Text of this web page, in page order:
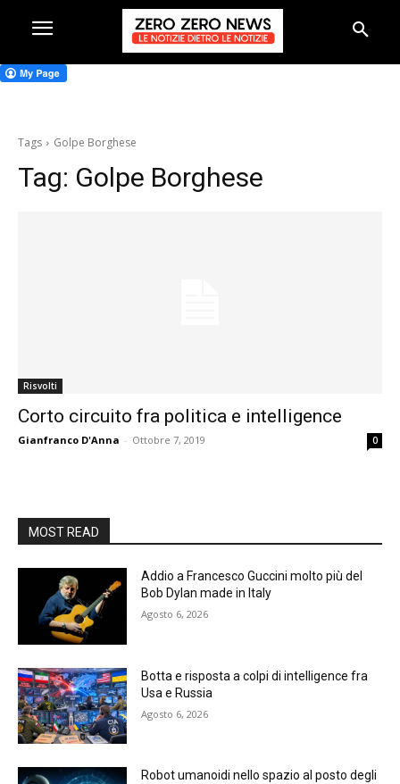
Tags Golpe Borghese
Tag: Golpe Borghese
Risvolti
Corto circuito fra politica e intelligence
Gianfranco D'Anna - Ottobre 7, 2019 0
MOST READ
Addio a Francesco Guccini molto più del
Bob Dylan made in Italy
Agosto 6, 2026
Botta e risposta a colpi di intelligence fra
Usa e Russia
Agosto 6, 2026
Robot umanoidi nello spazio al posto degli